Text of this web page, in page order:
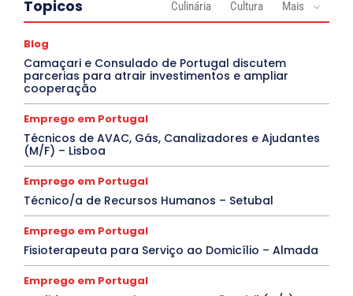
Topicos Culinária Cultura Mais
Blog
Camaçari e Consulado de Portugal discutem
parcerias para atrair investimentos e ampliar
cooperação
Emprego em Portugal
Técnicos de AVAC, Gás, Canalizadores e Ajudantes
(M/F) – Lisboa
Emprego em Portugal
Técnico/a de Recursos Humanos – Setubal
Emprego em Portugal
Fisioterapeuta para Serviço ao Domicílio – Almada
Emprego em Portugal